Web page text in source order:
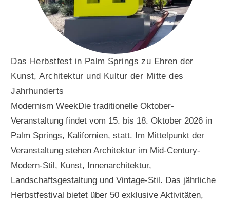
Das Herbstfest in Palm Springs zu Ehren der
Kunst, Architektur und Kultur der Mitte des
Jahrhunderts
Modernism WeekDie traditionelle Oktober-
Veranstaltung findet vom 15. bis 18. Oktober 2026 in
Palm Springs, Kalifornien, statt. Im Mittelpunkt der
Veranstaltung stehen Architektur im Mid-Century-
Modern-Stil, Kunst, Innenarchitektur,
Landschaftsgestaltung und Vintage-Stil. Das jährliche
Herbstfestival bietet über 50 exklusive Aktivitäten,